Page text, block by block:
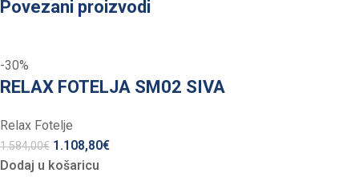
Povezani proizvodi
-30%
RELAX FOTELJA SM02 SIVA
Relax Fotelje
1.584,00€ 1.108,80€
Dodaj u košaricu